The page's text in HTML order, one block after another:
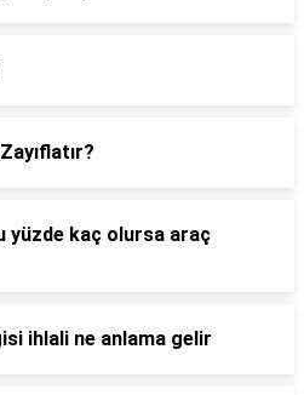
yüzde kaç olursa araç
ihlali ne anlama gelir